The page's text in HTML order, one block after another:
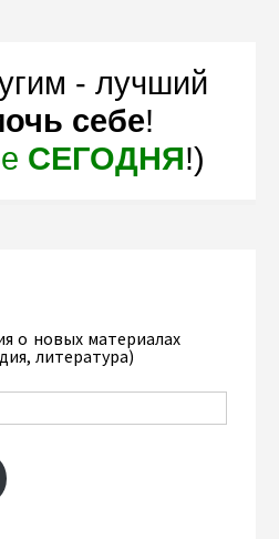
- лучший
себе!
СЕГОДНЯ!)
о новых материалах
литература)